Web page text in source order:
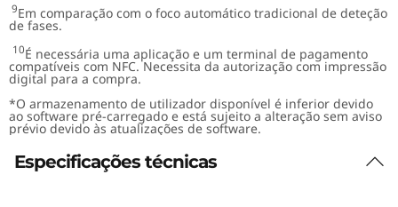
9Em comparação com o foco automático tradicional de deteção
de fases.
10É necessária uma aplicação e um terminal de pagamento
compatíveis com NFC. Necessita da autorização com impressão
digital para a compra.
*O armazenamento de utilizador disponível é inferior devido
ao software pré-carregado e está sujeito a alteração sem aviso
prévio devido às atualizações de software.
Especificações técnicas